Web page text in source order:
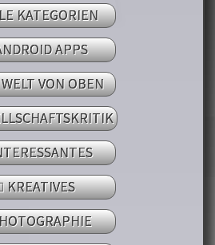
KATEGORIEN
APPS
VON OBEN
KREATIVES